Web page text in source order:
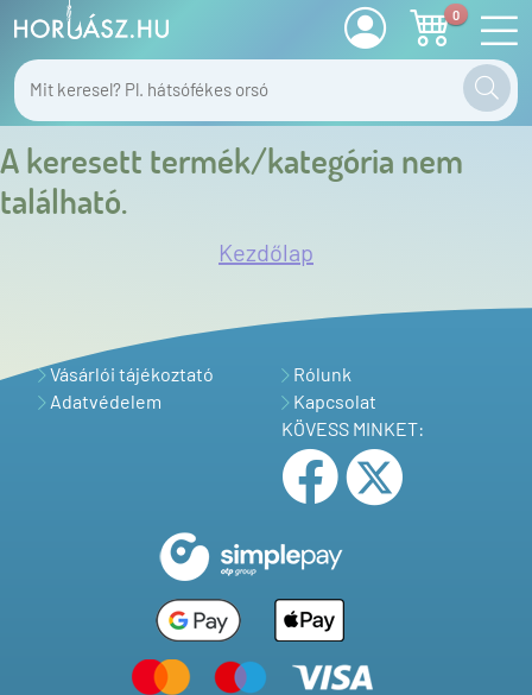
0
A keresett termék/kategória nem
található.
Kezdőlap
Vásárlói tájékoztató
Adatvédelem
Rólunk
Kapcsolat
KÖVESS MINKET: